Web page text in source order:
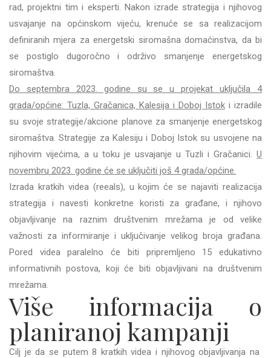
rad, projektni tim i eksperti. Nakon izrade strategija i njihovog
usvajanje na općinskom vijeću, krenuće se sa realizacijom
definiranih mjera za energetski siromašna domaćinstva, da bi
se postiglo dugoročno i održivo smanjenje energetskog
siromaštva.
Do septembra 2023. godine su se u projekat uključila 4
grada/općine: Tuzla, Gračanica, Kalesija i Doboj Istok i izradile
su svoje strategije/akcione planove za smanjenje energetskog
siromaštva. Strategije za Kalesiju i Doboj Istok su usvojene na
njihovim vijećima, a u toku je usvajanje u Tuzli i Gračanici. U
novembru 2023. godine će se uključiti još 4grada/općine.
Izrada kratkih videa (reeals), u kojim će se najaviti realizacija
strategija i navesti konkretne koristi za građane, i njihovo
objavljivanje na raznim društvenim mrežama je od velike
važnosti za informiranje i uključivanje velikog broja građana.
Pored videa paralelno će biti pripremljeno 15 edukativno
informativnih postova, koji će biti objavljivani na društvenim
mrežama.
Više informacija o
planiranoj kampanji
Cilj je da se putem 8 kratkih videa i njihovog objavljivanja na